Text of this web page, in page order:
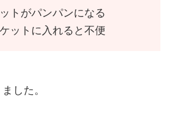
トがパンパンになる
ットに入れると不便
した。